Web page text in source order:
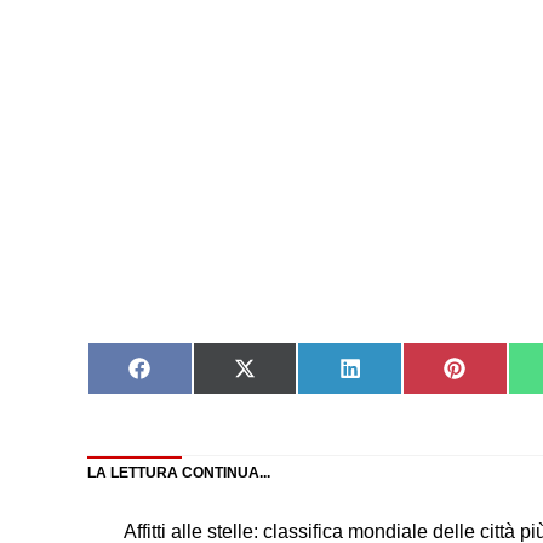
Share
on
Share
on
Share
on
Share
on
LA LETTURA CONTINUA...
Affitti alle stelle: classifica mondiale delle città